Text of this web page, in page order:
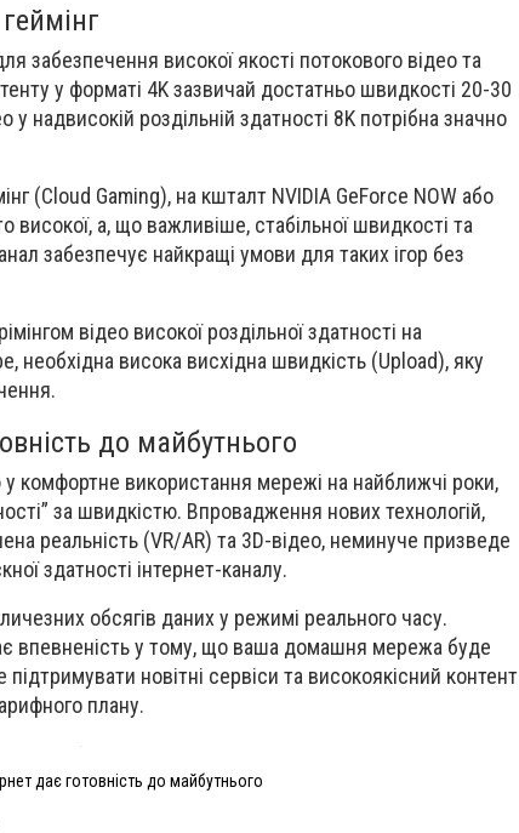
забезпечення високої якості потокового відео та
у форматі 4K зазвичай достатньо швидкості 20-30
надвисокій роздільній здатності 8K потрібна значно
(Cloud Gaming), на кшталт NVIDIA GeForce NOW або
а, що важливіше, стабільної швидкості та
забезпечує найкращі умови для таких ігор без
відео високої роздільної здатності на
необхідна висока висхідна швидкість (Upload), яку
до майбутнього
у комфортне використання мережі на найближчі роки,
за швидкістю. Впровадження нових технологій,
реальність (VR/AR) та 3D-відео, неминуче призведе
здатності інтернет-каналу.
обсягів даних у режимі реального часу.
впевненість у тому, що ваша домашня мережа буде
новітні сервіси та високоякісний контент
плану.
дає готовність до майбутнього